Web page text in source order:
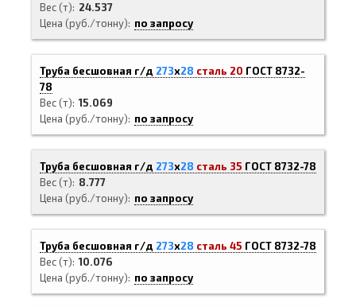
Вес (т)
24.537
Цена (руб./тонну)
по запросу
Труба бесшовная г/д 273х28 сталь 20 ГОСТ 8732-
78
Вес (т) 15.069
Цена (руб./тонну)
по запросу
Труба бесшовная г/д 273х28 сталь 35 ГОСТ 8732-78
Вес (т)
8.777
Цена (руб./тонну)
по запросу
Труба бесшовная г/д 273х28 сталь 45 ГОСТ 8732-78
Вес (т) 10.076
Цена (руб./тонну)
по запросу